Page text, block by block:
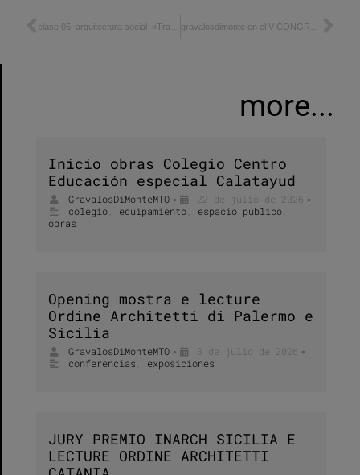
more...
Inicio obras Colegio Centro
Educación especial Calatayud
GravalosDiMonteMTO • 22 de julio de 2026 •
colegio equipamiento espacio público
obras
Opening mostra e lecture
Ordine Architetti di Palermo e
Sicilia
GravalosDiMonteMTO • 3 de julio de 2026 •
conferencias exposiciones
JURY PREMIO INARCH SICILIA E
LECTURE ORDINE ARCHITETTI